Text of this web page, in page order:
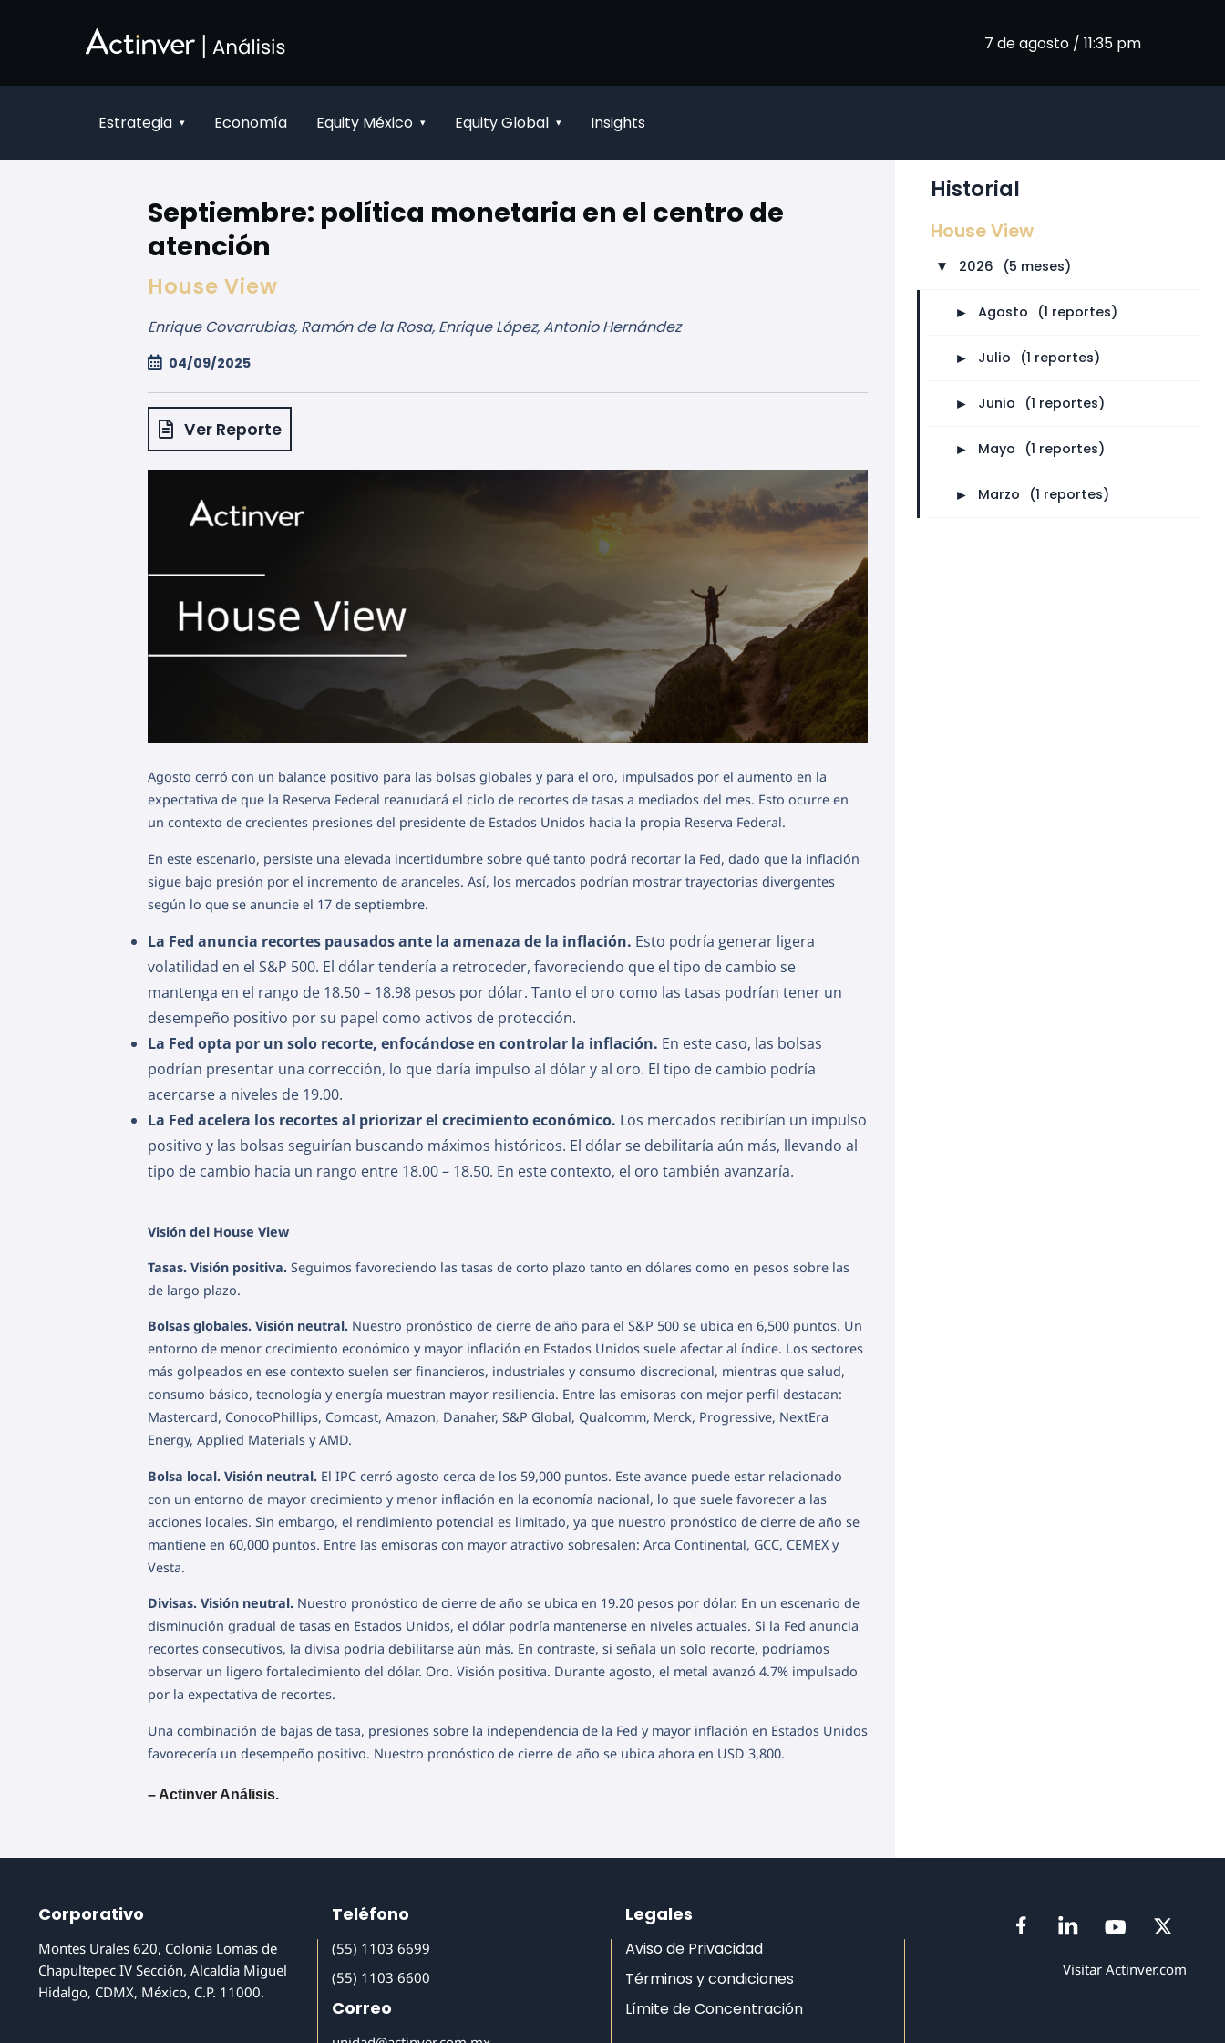
7 de agosto / 11:35 pm
Estrategia ▾ Economía Equity México ▾ Equity Global ▾ Insights
Septiembre: política monetaria en el centro de
atención
House View
Enrique Covarrubias, Ramón de la Rosa, Enrique López, Antonio Hernández
04/09/2025
Ver Reporte
Agosto cerró con un balance positivo para las bolsas globales y para el oro, impulsados por el aumento en la
expectativa de que la Reserva Federal reanudará el ciclo de recortes de tasas a mediados del mes. Esto ocurre en
un contexto de crecientes presiones del presidente de Estados Unidos hacia la propia Reserva Federal.
En este escenario, persiste una elevada incertidumbre sobre qué tanto podrá recortar la Fed, dado que la inflación
sigue bajo presión por el incremento de aranceles. Así, los mercados podrían mostrar trayectorias divergentes
según lo que se anuncie el 17 de septiembre.
La Fed anuncia recortes pausados ante la amenaza de la inflación. Esto podría generar ligera
volatilidad en el S&P 500. El dólar tendería a retroceder, favoreciendo que el tipo de cambio se
mantenga en el rango de 18.50 – 18.98 pesos por dólar. Tanto el oro como las tasas podrían tener un
desempeño positivo por su papel como activos de protección.
La Fed opta por un solo recorte, enfocándose en controlar la inflación. En este caso, las bolsas
podrían presentar una corrección, lo que daría impulso al dólar y al oro. El tipo de cambio podría
acercarse a niveles de 19.00.
La Fed acelera los recortes al priorizar el crecimiento económico. Los mercados recibirían un impulso
positivo y las bolsas seguirían buscando máximos históricos. El dólar se debilitaría aún más, llevando al
tipo de cambio hacia un rango entre 18.00 – 18.50. En este contexto, el oro también avanzaría.
Visión del House View
Tasas. Visión positiva. Seguimos favoreciendo las tasas de corto plazo tanto en dólares como en pesos sobre las
de largo plazo.
Bolsas globales. Visión neutral. Nuestro pronóstico de cierre de año para el S&P 500 se ubica en 6,500 puntos. Un
entorno de menor crecimiento económico y mayor inflación en Estados Unidos suele afectar al índice. Los sectores
más golpeados en ese contexto suelen ser financieros, industriales y consumo discrecional, mientras que salud,
consumo básico, tecnología y energía muestran mayor resiliencia. Entre las emisoras con mejor perfil destacan:
Mastercard, ConocoPhillips, Comcast, Amazon, Danaher, S&P Global, Qualcomm, Merck, Progressive, NextEra
Energy, Applied Materials y AMD.
Bolsa local. Visión neutral. El IPC cerró agosto cerca de los 59,000 puntos. Este avance puede estar relacionado
con un entorno de mayor crecimiento y menor inflación en la economía nacional, lo que suele favorecer a las
acciones locales. Sin embargo, el rendimiento potencial es limitado, ya que nuestro pronóstico de cierre de año se
mantiene en 60,000 puntos. Entre las emisoras con mayor atractivo sobresalen: Arca Continental, GCC, CEMEX y
Vesta.
Divisas. Visión neutral. Nuestro pronóstico de cierre de año se ubica en 19.20 pesos por dólar. En un escenario de
disminución gradual de tasas en Estados Unidos, el dólar podría mantenerse en niveles actuales. Si la Fed anuncia
recortes consecutivos, la divisa podría debilitarse aún más. En contraste, si señala un solo recorte, podríamos
observar un ligero fortalecimiento del dólar. Oro. Visión positiva. Durante agosto, el metal avanzó 4.7% impulsado
por la expectativa de recortes.
Una combinación de bajas de tasa, presiones sobre la independencia de la Fed y mayor inflación en Estados Unidos
favorecería un desempeño positivo. Nuestro pronóstico de cierre de año se ubica ahora en USD 3,800.
– Actinver Análisis.
Historial
House View
► 2026 (5 meses)
► Agosto (1 reportes)
► Julio (1 reportes)
► Junio (1 reportes)
► Mayo (1 reportes)
► Marzo (1 reportes)
Corporativo
Montes Urales 620, Colonia Lomas de
Chapultepec IV Sección, Alcaldía Miguel
Hidalgo, CDMX, México, C.P. 11000.
Teléfono
(55) 1103 6699
(55) 1103 6600
Correo
Legales
Aviso de Privacidad
Términos y condiciones
Límite de Concentración
Visitar Actinver.com